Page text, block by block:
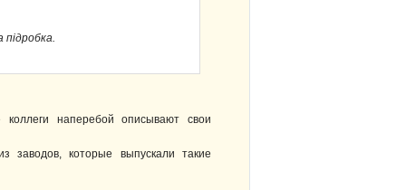
наперебой описывают свои
заводов, которые выпускали такие